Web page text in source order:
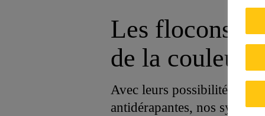
Les flocons &
de la couleur
Avec leurs possibilités
antidérapantes, nos